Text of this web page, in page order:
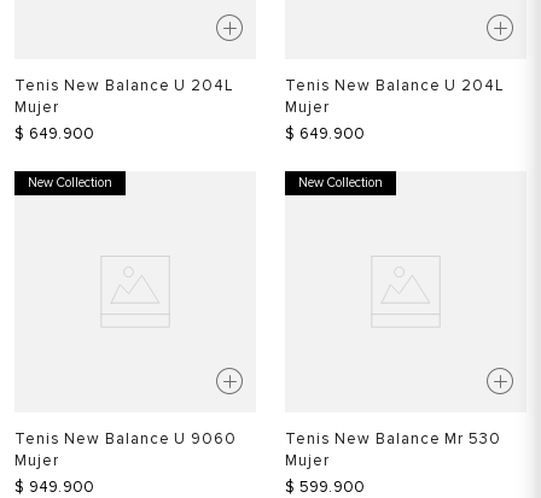
Tenis New Balance U 204L
Mujer
$ 649.900
Tenis New Balance U 204L
Mujer
$ 649.900
New Collection
Tenis New Balance U 9060
Mujer
$ 949.900
New Collection
Tenis New Balance Mr 530
Mujer
$ 599.900